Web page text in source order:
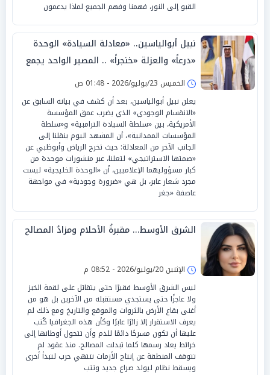
القبو إلى النور، فهمنا وفهم الجميع لماذا يدعمون
نبيل أبوالياسين.. «معادلة السيادة» الوحدة
«درعاً» والعزلة «خنجراً» .. المصير الواحد يجمع
الأشقاء «الرياض وأبوظبي»
الخميس 23/يوليو/2026 - 01:48 ص
يعلن نبيل أبوالياسين، بعد أن كشف في بيانه السابق عن
«الانقسام الوجودي» الذي يضرب عمق المؤسسة
الأمريكية، بين «سلطة السيادة الترامبية» و«سلطة
المؤسسات الممدانية»، أن المشهد اليوم ينقلنا إلى
الجانب الآخر من المعادلة: حيث تخرج الرياض وأبوظبي عن
«صمتها الاستراتيجي» لتعلنا، عبر منشورات موحدة من
كبار مسؤوليهما الإعلاميين، أن «الوحدة الخليجية» ليست
مجرد شعار عابر، بل هي «ضرورة وجودية» في مواجهة
عاصفة «جغر
الشرق الأوسط… مقبرةُ الأحلام ومزادُ المصالح
الإثنين 20/يوليو/2026 - 08:52 م
ليس الشرق الأوسط فقيرًا حتى يتقاتل على لقمة الخبز
ولا عاجزًا حتى يستجدي مستقبله من الآخرين بل هو من
أغنى بقاع الأرض بالثروات والموقع والتاريخ ومع ذلك لم
يعرف الاستقرار إلا زائرًا عابرًا وكأن هذه الجغرافيا كُتب
عليها أن تكون مسرحًا دائمًا للدم وأن تتحول أوطانها إلى
خرائط يعاد رسمها كلما تبدلت المصالح. منذ عقود لم
تتوقف المنطقة عن إنتاج الأزمات تنتهي حرب لتبدأ أخرى
ويسقط نظام ليولد صراع جديد وتتب